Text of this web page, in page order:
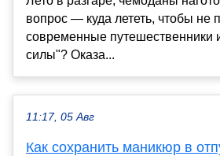
вопрос — куда лететь, чтобы не
современные путешественники
силы"? Оказа...
11:17, 05 Авг
Как сохранить маникюр в